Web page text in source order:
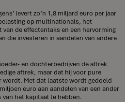
levert zo’n 1,8 miljard euro per jaar
op multinationals, het
de effectentaks en een hervorming
die investeren in aandelen van andere
en dochterbedrijven de aftrek
aftrek, maar dat hij voor pure
Met dat laatste wordt gedoeld
euro aan aandelen van een ander
het kapitaal te hebben.